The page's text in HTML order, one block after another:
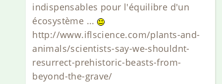
indispensables pour l'équilibre d'un
écosystème ...
http://www.iflscience.com/plants-and-
animals/scientists-say-we-shouldnt-
resurrect-prehistoric-beasts-from-
beyond-the-grave/